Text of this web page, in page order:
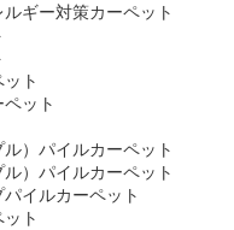
ギー対策カーペット
ト
ット
）パイルカーペット
）パイルカーペット
イルカーペット
ト